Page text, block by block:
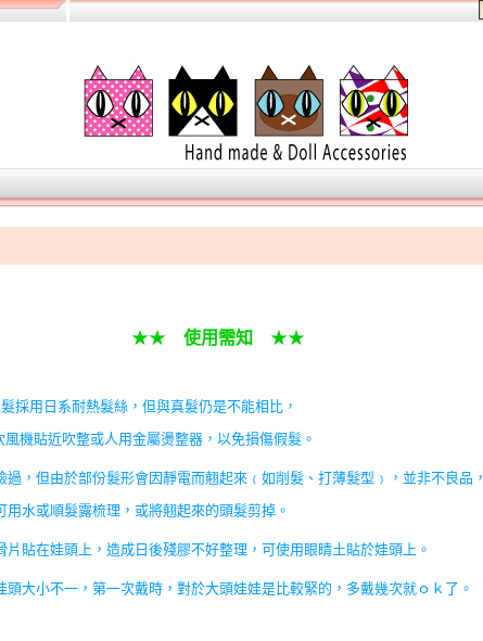
★★ 使用需知 ★★
採用日系耐熱髮絲，但與真髮仍是不能相比，
機貼近吹整或人用金屬燙整器，以免損傷假髮。
，但由於部份髮形會因靜電而翹起來﹙如削髮、打薄髮型﹚，並非不良品，
用水或順髮露梳理，或將翹起來的頭髮剪掉。
貼在娃頭上，造成日後殘膠不好整理，可使用眼睛土貼於娃頭上。
大小不一，第一次戴時，對於大頭娃娃是比較緊的，多戴幾次就ｏｋ了。